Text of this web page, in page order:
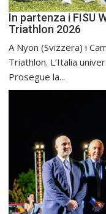
In partenza i FISU
Triathlon 2026
A Nyon (Svizzera) i
Triathlon. L’Italia
Prosegue la...